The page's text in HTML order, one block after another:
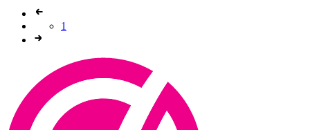
1